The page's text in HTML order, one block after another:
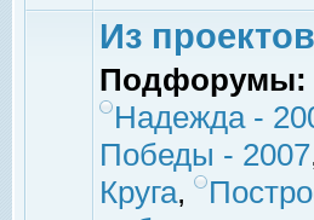
Из
Подфорумы:
Надежда -
Победы - 2007
Круга,